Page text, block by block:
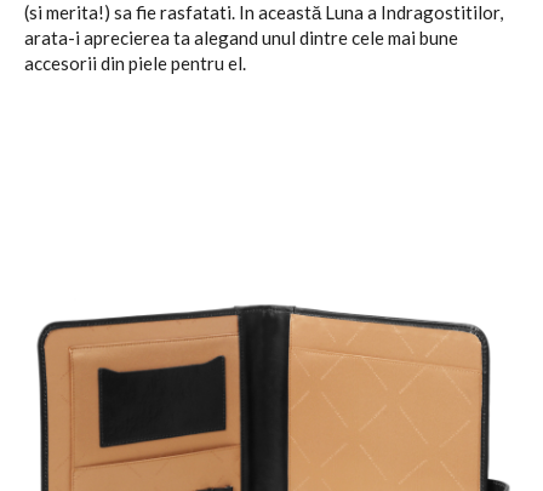
(si merita!) sa fie rasfatati. In această Luna a Indragostitilor,
arata-i aprecierea ta alegand unul dintre cele mai bune
accesorii din piele pentru el.